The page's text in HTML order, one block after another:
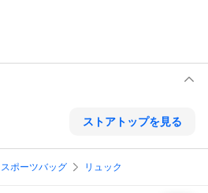
ストアトップを見る
スポーツバッグ リュック